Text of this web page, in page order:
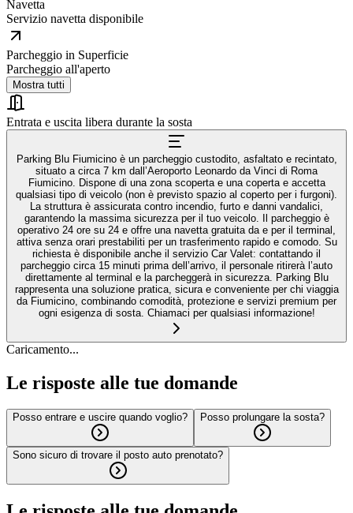
Navetta
Servizio navetta disponibile
Parcheggio in Superficie
Parcheggio all'aperto
Mostra tutti
Entrata e uscita libera durante la sosta
Parking Blu Fiumicino è un parcheggio custodito, asfaltato e recintato,
situato a circa 7 km dall’Aeroporto Leonardo da Vinci di Roma
Fiumicino. Dispone di una zona scoperta e una coperta e accetta
qualsiasi tipo di veicolo (non è previsto spazio al coperto per i furgoni).
La struttura è assicurata contro incendio, furto e danni vandalici,
garantendo la massima sicurezza per il tuo veicolo. Il parcheggio è
operativo 24 ore su 24 e offre una navetta gratuita da e per il terminal,
attiva senza orari prestabiliti per un trasferimento rapido e comodo. Su
richiesta è disponibile anche il servizio Car Valet: contattando il
parcheggio circa 15 minuti prima dell’arrivo, il personale ritirerà l’auto
direttamente al terminal e la parcheggerà in sicurezza. Parking Blu
rappresenta una soluzione pratica, sicura e conveniente per chi viaggia
da Fiumicino, combinando comodità, protezione e servizi premium per
ogni esigenza di sosta. Chiamaci per qualsiasi informazione!
Caricamento...
Le risposte alle tue domande
Posso entrare e uscire quando voglio? Posso prolungare la sosta?
Sono sicuro di trovare il posto auto prenotato?